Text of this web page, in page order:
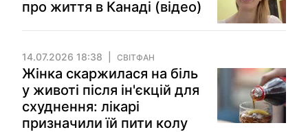
про життя в Канаді (відео)
14.07.2026 18:38 СВІТФАН
Жінка скаржилася на біль
у животі після ін'єкцій для
схуднення: лікарі
призначили їй пити колу